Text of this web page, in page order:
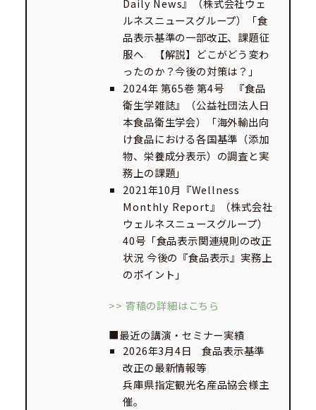
Daily News』（株式会社ウェ
ルネスニュースグループ）「食
品表示基準の一部改正、課題征
服へ 【解説】どこがどう変わ
ったのか？今後の対策は？」
2024年 第65巻 第4号 『食品
衛生学雑誌』（公益社団法人日
本食品衛生学会）「海外輸出向
け食品における各国基準（添加
物、栄養成分表示）の調査と実
務上の課題」
2021年10月『Wellness
Monthly Report』（株式会社
ウェルネスニュースグループ）
40号「食品表示関連規則の改正
状況 今後の『食品表示』実務上
のポイント」
>> 寄稿の詳細はこちら
■最近の講演・セミナー実績
2026年3月4日 食品表示基準
改正の最新情報等
兵庫県指定観光名産品協会様主
催。